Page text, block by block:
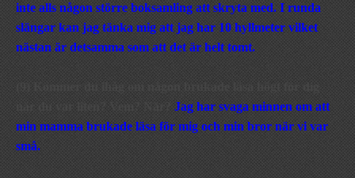
inte alls någon större boksamling att skryta med. I runda
slängar kan jag tänka mig att jag har 10 hyllmeter vilket
nästan är detsamma som att det är helt tomt.
(9) Kommer du ihåg om någon brukade läsa högt för dig
Jag har svaga minnen om att
min mamma brukade läsa för mig och min bror när vi var
små.